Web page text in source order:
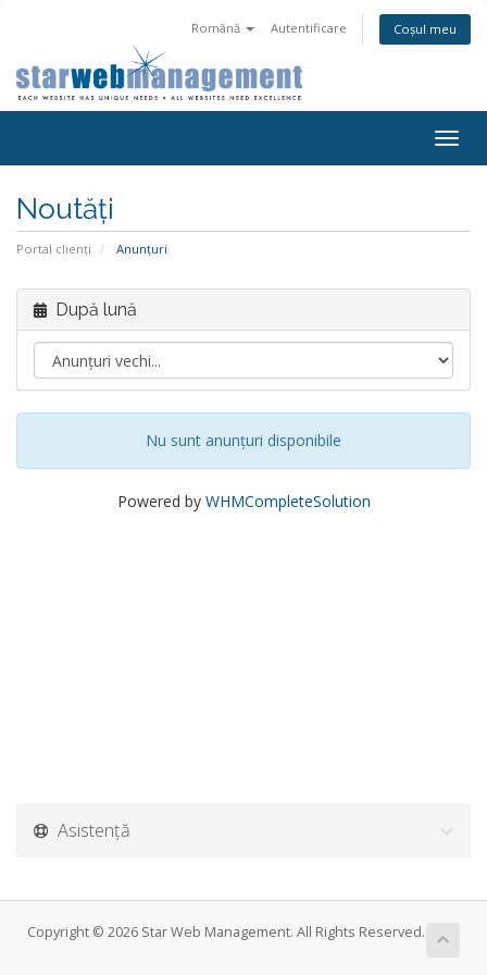
Română Autentificare Coșul meu
Noutăți
Portal clienți Anunțuri
După lună
Nu sunt anunțuri disponibile
Powered by WHMCompleteSolution
Asistență
Copyright © 2026 Star Web Management. All Rights Reserved.